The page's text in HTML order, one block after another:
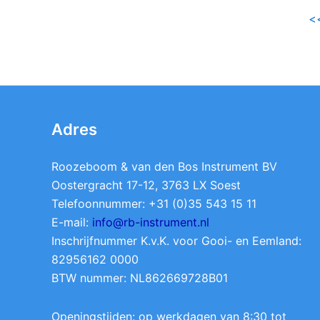
Adres
Roozeboom & van den Bos Instrument BV
Oostergracht 17-12, 3763 LX Soest
Telefoonnummer: +31 (0)35 543 15 11
E-mail: info@rb-instrument.nl
Inschrijfnummer K.v.K. voor Gooi- en Eemland:
82956162 0000
BTW nummer: NL862669728B01
Openingstijden: op werkdagen van 8:30 tot